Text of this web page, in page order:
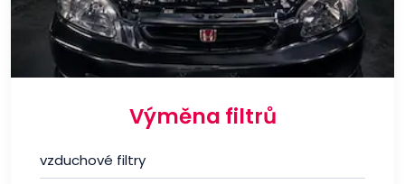
Výměna filtrů
vzduchové filtry